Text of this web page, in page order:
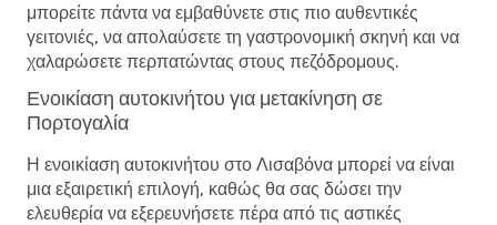
μπορείτε πάντα να εμβαθύνετε στις πιο αυθεντικές
γειτονιές, να απολαύσετε τη γαστρονομική σκηνή και να
χαλαρώσετε περπατώντας στους πεζόδρομους.
Ενοικίαση αυτοκινήτου για μετακίνηση σε
Πορτογαλία
Η ενοικίαση αυτοκινήτου στο Λισαβόνα μπορεί να είναι
μια εξαιρετική επιλογή, καθώς θα σας δώσει την
ελευθερία να εξερευνήσετε πέρα ​​από τις αστικές